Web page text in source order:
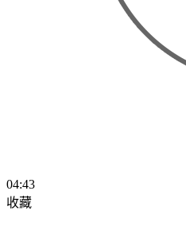
04:43
收藏